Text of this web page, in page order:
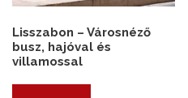
Lisszabon – Városnéző
busz, hajóval és
villamossal